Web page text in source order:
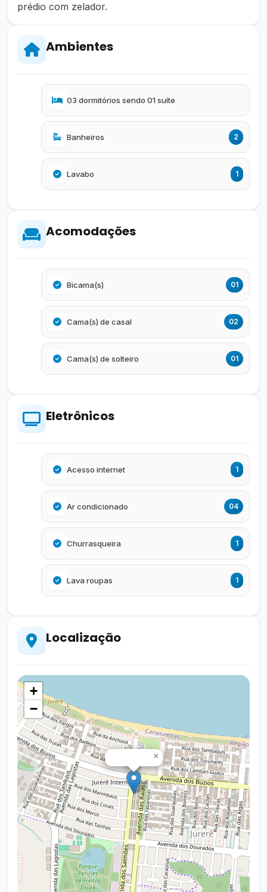
prédio com zelador.
Ambientes
03 dormitórios sendo 01 suíte
Banheiros 2
Lavabo 1
Acomodações
Bicama(s) 01
Cama(s) de casal 02
Cama(s) de solteiro 01
Eletrônicos
Acesso internet 1
Ar condicionado 04
Churrasqueira 1
Lava roupas 1
Localização
×
+
−